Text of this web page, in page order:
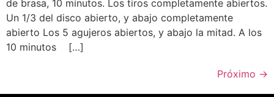
de brasa, 10 minutos. Los tiros completamente abiertos.
Un 1/3 del disco abierto, y abajo completamente
abierto Los 5 agujeros abiertos, y abajo la mitad. A los
10 minutos […]
Próximo →